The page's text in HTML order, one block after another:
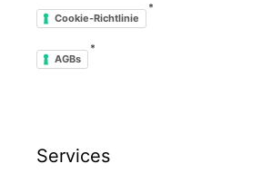
Cookie-Richtlinie
*
AGBs
*
Services